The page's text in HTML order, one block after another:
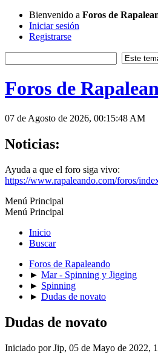
Bienvenido a Foros de
Iniciar sesión
Registrarse
Foros de
07 de Agosto de 2026, 00:15:48 AM
Noticias:
Ayuda a que el foro siga vivo:
https://www.rapaleando.com/foros/
Menú Principal
Menú Principal
Inicio
Buscar
Foros de Rapaleando
► Mar - Spinning y Jigging
► Spinning
► Dudas de novato
Dudas de novato
Iniciado por Jip, 05 de Mayo de 2022,